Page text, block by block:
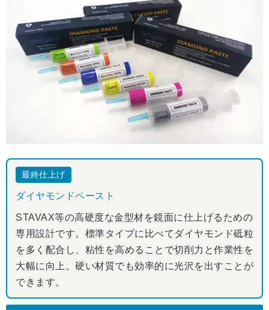
最終仕上げ
ダイヤモンドペースト
STAVAX等の高硬度な金型材を鏡面に仕上げるための
専用設計です。標準タイプに比べてダイヤモンド砥粒
を多く配合し、粘性を高めることで切削力と作業性を
大幅に向上。硬い材質でも効率的に光沢を出すことが
できます。